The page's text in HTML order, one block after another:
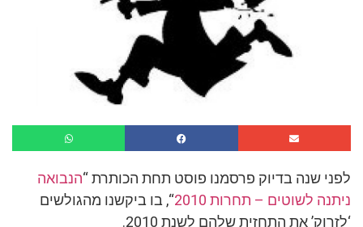
לפני שנה בדיוק פרסמנו פוסט תחת הכותרת “הנבואה
ניתנה לשוטים – תחרות 2010
“, בו ביקשנו מהגולשים
‘לזרוק’ את התחזית שלהם לשנת 2010.